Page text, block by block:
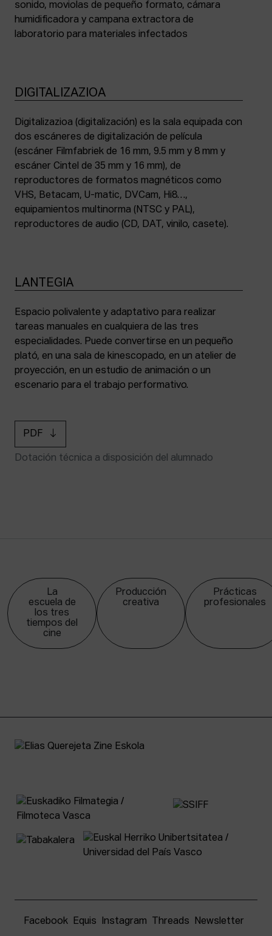
sonido, moviolas de pequeño formato, cámara
humidificadora y campana extractora de
laboratorio para materiales infectados
DIGITALIZAZIOA
Digitalizazioa (digitalización) es la sala equipada con
dos escáneres de digitalización de película
(escáner Filmfabriek de 16 mm, 9.5 mm y 8 mm y
escáner Cintel de 35 mm y 16 mm), de
reproductores de formatos magnéticos como
VHS, Betacam, U-matic, DVCam, Hi8…,
equipamientos multinorma (NTSC y PAL),
reproductores de audio (CD, DAT, vinilo, casete).
LANTEGIA
Espacio polivalente y adaptativo para realizar
tareas manuales en cualquiera de las tres
especialidades. Puede convertirse en un pequeño
plató, en una sala de kinescopado, en un atelier de
proyección, en un estudio de animación o un
escenario para el trabajo performativo.
PDF
Dotación técnica a disposición del alumnado
La
escuela de
los tres
tiempos del
cine
Producción
creativa
Prácticas
profesionales
Facebook Equis Instagram Threads Newsletter